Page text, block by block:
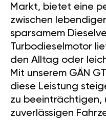
Markt, bietet eine
zwischen
sparsamem
Turbodieselmotor
den Alltag oder
Mit unserem GÄN
diese Leistung
zu beeinträchtigen,
zuverlässigen